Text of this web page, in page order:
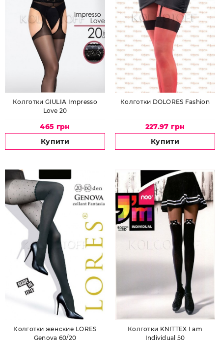
Колготки GIULIA Impresso
Love 20
465 грн
Купити
Колготки DOLORES Fashion
227.97 грн
Купити
Колготки женские LORES
Genova 60/20
Колготки KNITTEX I am
Individual 50